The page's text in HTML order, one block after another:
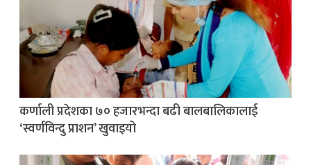
कर्णाली प्रदेशका ७० हजारभन्दा बढी बालबालिकालाई
‘स्वर्णविन्दु प्राशन’ खुवाइयो